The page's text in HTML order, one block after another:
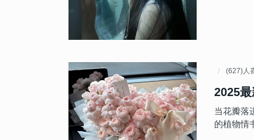
(627)人
2025
当花瓣落
的植物情